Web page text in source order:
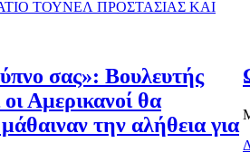
ΤΟΥΝΕΛ ΠΡΟΣΤΑΣΙΑΣ ΚΑΙ
σας»: Βουλευτής
οι Αμερικανοί θα
την αλήθεια για